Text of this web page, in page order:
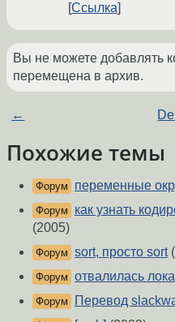
Ссылка
Вы не можете добавлять
перемещена в архив.
←
Похожие темы
Форум переменные
Форум
как узнать
(2005)
Форум sort, просто sort
Форум отвалилась
Форум Перевод